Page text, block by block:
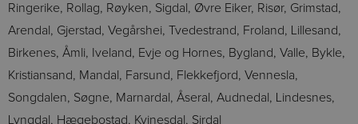
Ringerike, Rollag, Røyken, Sigdal, Øvre Eiker, Risør, Grimstad,
Arendal, Gjerstad, Vegårshei, Tvedestrand, Froland, Lillesand,
Birkenes, Åmli, Iveland, Evje og Hornes, Bygland, Valle, Bykle,
Kristiansand, Mandal, Farsund, Flekkefjord, Vennesla,
Songdalen, Søgne, Marnardal, Åseral, Audnedal, Lindesnes,
Lyngdal, Hægebostad, Kvinesdal, Sirdal